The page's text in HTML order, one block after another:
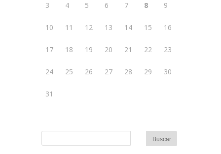
3 4 5 6 7 8 9
10 11 12 13 14 15 16
17 18 19 20 21 22 23
24 25 26 27 28 29 30
31